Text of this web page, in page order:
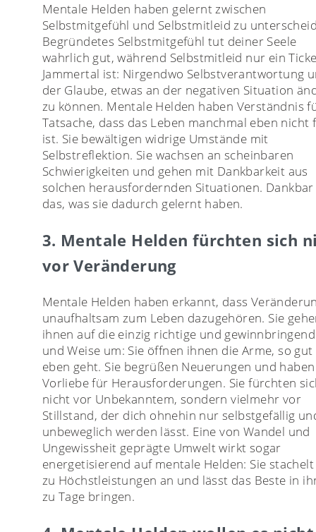
Mentale Helden haben gelernt zwischen
Selbstmitgefühl und Selbstmitleid zu
Begründetes Selbstmitgefühl tut deiner Seele
wahrlich gut, während Selbstmitleid nur ein
Jammertal ist: Nirgendwo Selbstverantwortung
der Glaube, etwas an der negativen Situation
zu können. Mentale Helden haben Verständnis
Tatsache, dass das Leben manchmal eben nicht
ist. Sie bewältigen widrige Umstände mit
Selbstreflektion. Sie wachsen an scheinbaren
Schwierigkeiten und gehen mit Dankbarkeit aus
solchen herausfordernden Situationen.
das, was sie dadurch gelernt haben.
3. Mentale Helden fürchten sich
vor Veränderung
Mentale Helden haben erkannt, dass
unaufhaltsam zum Leben dazugehören. Sie
ihnen auf die einzig richtige und
und Weise um: Sie öffnen ihnen die Arme, so gut
eben geht. Sie begrüßen Neuerungen und
Vorliebe für Herausforderungen. Sie fürchten
nicht vor Unbekanntem, sondern vielmehr vor
Stillstand, der dich ohnehin nur selbstgefällig
unbeweglich werden lässt. Eine von Wandel und
Ungewissheit geprägte Umwelt wirkt sogar
energetisierend auf mentale Helden: Sie
zu Höchstleistungen an und lässt das Beste in
zu Tage bringen.